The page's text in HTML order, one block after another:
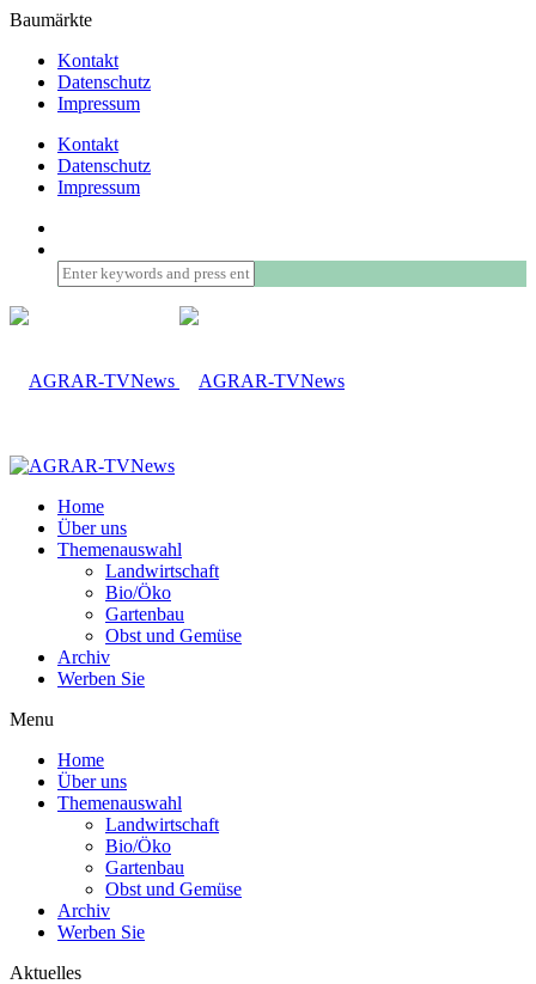
Baumärkte
Kontakt
Datenschutz
Impressum
Kontakt
Datenschutz
Impressum
Home
Über uns
Themenauswahl
Landwirtschaft
Bio/Öko
Gartenbau
Obst und Gemüse
Archiv
Werben Sie
Menu
Home
Über uns
Themenauswahl
Landwirtschaft
Bio/Öko
Gartenbau
Obst und Gemüse
Archiv
Werben Sie
Aktuelles